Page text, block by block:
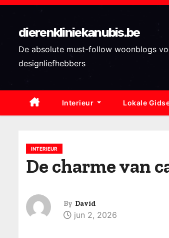
S
c
dierenkliniekanubis.be
De absolute must-follow woonblogs
designliefhebbers
Interieur Lokale
INTERIEUR
De charme van
By David
jun 2, 2026